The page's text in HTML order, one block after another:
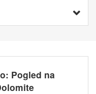
Pogled na